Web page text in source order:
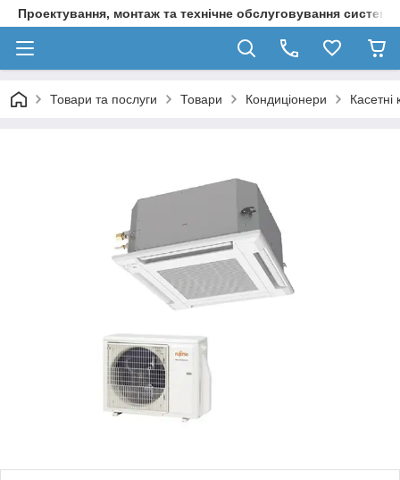
Проектування, монтаж та технічне обслуговування систем
Товари та послуги Товари Кондиціонери Касетні